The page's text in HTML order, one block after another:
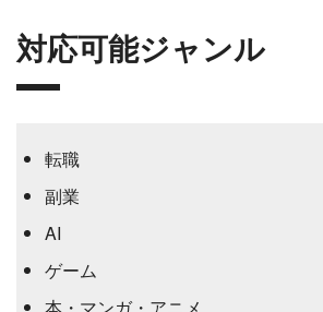
対応可能ジャンル
転職
副業
AI
ゲーム
本・マンガ・アニメ